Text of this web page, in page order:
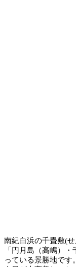
南紀白浜の千畳敷(
「円月島（高嶋）
っている景勝地です。